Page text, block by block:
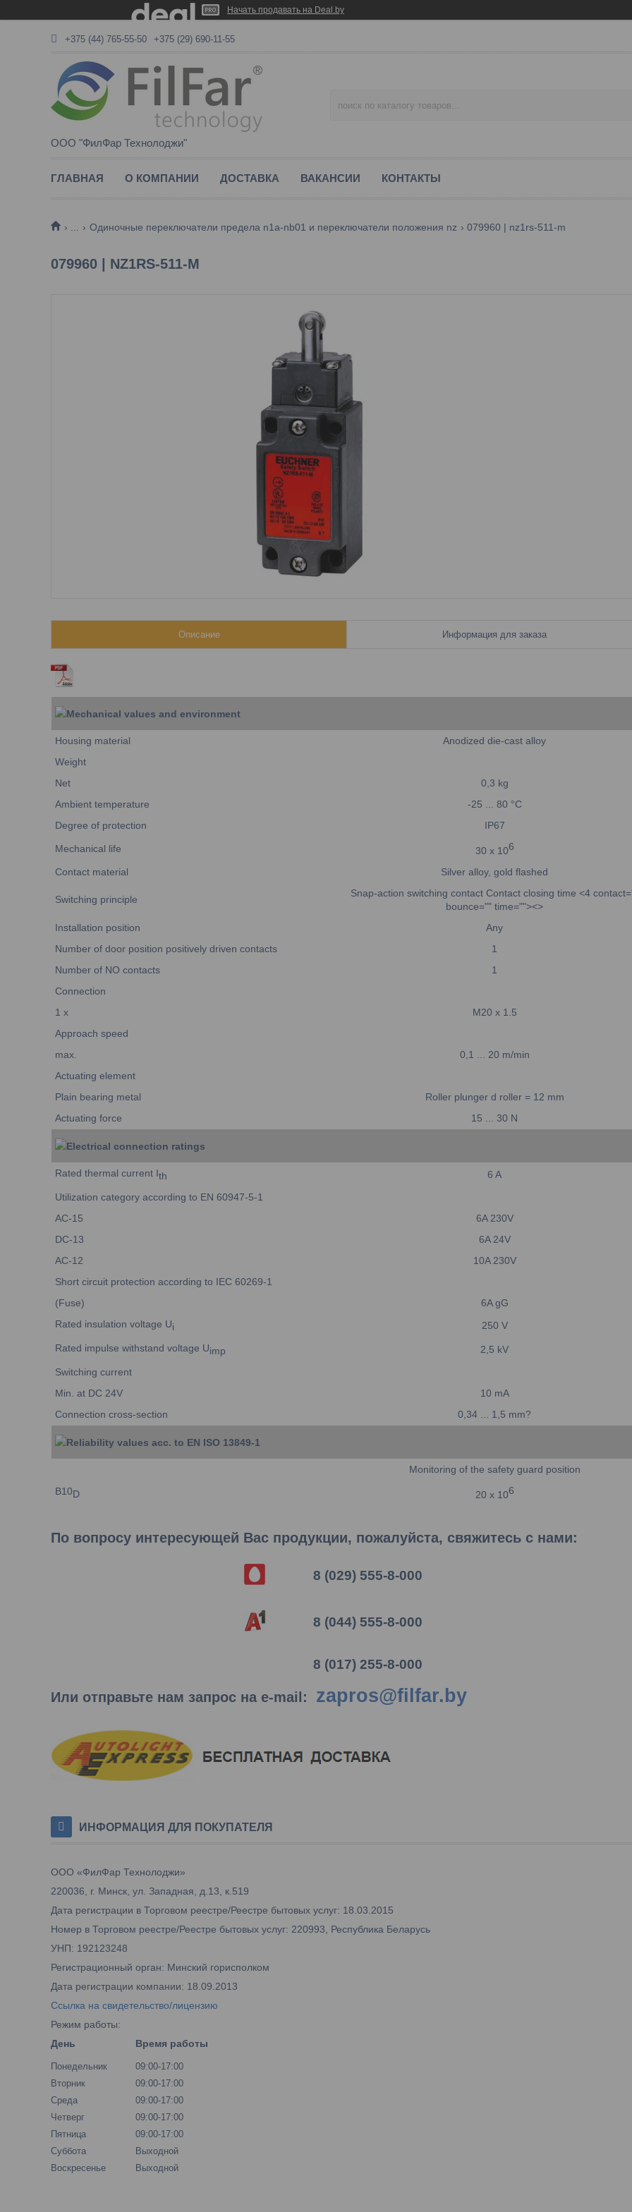
Начать продавать на Deal.by
+375 (44) 765-55-50 +375 (29) 690-11-55
ООО "ФилФар Технолоджи"
ГЛАВНАЯ О КОМПАНИИ ДОСТАВКА ВАКАНСИИ КОНТАКТЫ
Одиночные переключатели предела n1a-nb01 и переключатели положения nz 079960 | nz1rs-511-m
079960 | NZ1RS-511-M
Описание Информация для заказа
Mechanical values and environment
Housing material
Anodized die-cast alloy
Weight
Net
0,3 kg
Ambient temperature
-25 ... 80 °C
Degree of protection
IP67
Mechanical life 30 x 106
Contact material Silver alloy, gold flashed
Switching principle
Snap-action switching contact Contact closing time <4
bounce="" time=""><>
Installation position
Any
Number of door position positively driven contacts
1
Number of NO contacts
1
Connection
1 x
M20 x 1.5
Approach speed
max.
0,1 ... 20 m/min
Actuating element
Plain bearing metal
Roller plunger d roller = 12 mm
Actuating force
15 ... 30 N
Electrical connection ratings
Rated thermal current Ith 6 A
Utilization category according to EN 60947-5-1
AC-15
6A 230V
DC-13
6A 24V
AC-12
10A 230V
Short circuit protection according to IEC 60269-1
(Fuse)
6A gG
Rated insulation voltage Ui 250 V
Rated impulse withstand voltage Uimp 2,5 kV
Switching current
Min. at DC 24V
10 mA
Connection cross-section
0,34 ... 1,5 mm?
Reliability values acc. to EN ISO 13849-1
Monitoring of the safety guard position
B10D 20 x 106
По вопросу интересующей Вас продукции, пожалуйста, свяжитесь с нами:
8 (029) 555-8-000
8 (044) 555-8-000
8 (017) 255-8-000
Или отправьте нам запрос на e-mail : zapros@filfar.by
ИНФОРМАЦИЯ ДЛЯ ПОКУПАТЕЛЯ
ООО «ФилФар Технолоджи»
220036, г. Минск, ул. Западная, д.13, к.519
Дата регистрации в Торговом реестре/Реестре бытовых услуг: 18.03.2015
Номер в Торговом реестре/Реестре бытовых услуг: 220993, Республика Беларусь
УНП: 192123248
Регистрационный орган: Минский горисполком
Дата регистрации компании: 18.09.2013
Ссылка на свидетельство/лицензию
Режим работы:
День
Время работы
Понедельник
09:00-17:00
Вторник
09:00-17:00
Среда
09:00-17:00
Четверг
09:00-17:00
Пятница
09:00-17:00
Суббота
Выходной
Воскресенье
Выходной